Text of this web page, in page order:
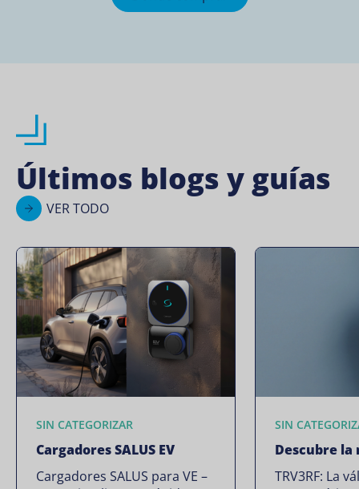
Últimos blogs y guías
VER TODO
SIN CATEGORIZAR
Cargadores SALUS EV
Cargadores SALUS para VE –
SIN
Descubre la
TRV3RF: La